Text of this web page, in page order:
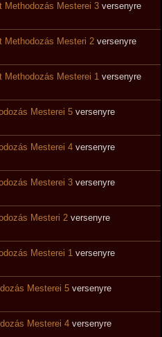
Methodozás Mesterei 3 versenyre
Methodozás Mesteri 2 versenyre
Methodozás Mesterei 1 versenyre
Mesterei 5 versenyre
Mesterei 4 versenyre
Mesterei 3 versenyre
Mesteri 2 versenyre
Mesterei 1 versenyre
Mesterei 5 versenyre
Mesterei 4 versenyre